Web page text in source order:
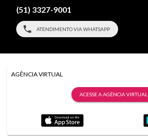
(51) 3327-9001
ATENDIMENTO VIA WHATSAPP
AGÊNCIA VIRTUAL
ACESSE A AGÊNCIA VIRTUAL